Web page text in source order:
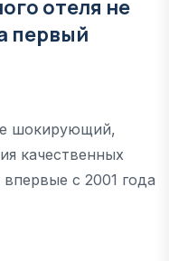
отеля не
первый
шокирующий,
качественных
с 2001 года